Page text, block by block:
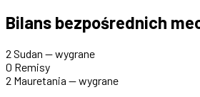
Bilans bezpośrednich
2 Sudan — wygrane
0 Remisy
2 Mauretania — wygrane